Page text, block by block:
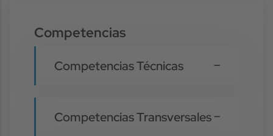
Competencias
Competencias Técnicas
Competencias Transversales